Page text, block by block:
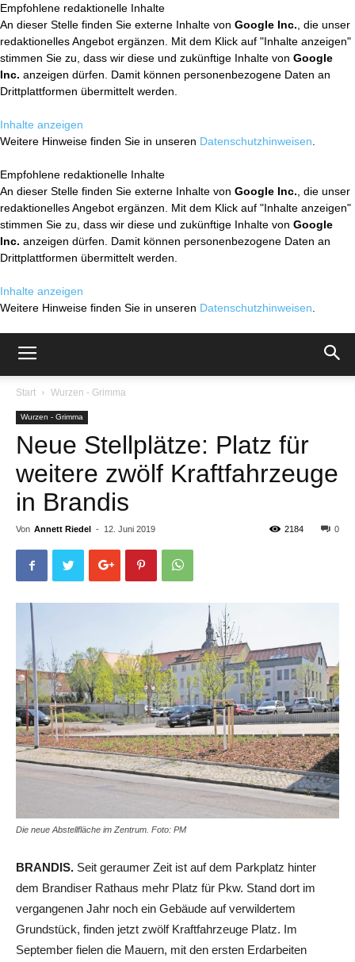
Empfohlene redaktionelle Inhalte
An dieser Stelle finden Sie externe Inhalte von Google Inc. , die unser
redaktionelles Angebot ergänzen. Mit dem Klick auf "Inhalte anzeigen"
stimmen Sie zu, dass wir diese und zukünftige Inhalte von Google
Inc. anzeigen dürfen. Damit können personenbezogene Daten an
Drittplattformen übermittelt werden.
Inhalte anzeigen
Weitere Hinweise finden Sie in unseren Datenschutzhinweisen
Empfohlene redaktionelle Inhalte
An dieser Stelle finden Sie externe Inhalte von Google Inc. , die unser
redaktionelles Angebot ergänzen. Mit dem Klick auf "Inhalte anzeigen"
stimmen Sie zu, dass wir diese und zukünftige Inhalte von Google
Inc. anzeigen dürfen. Damit können personenbezogene Daten an
Drittplattformen übermittelt werden.
Inhalte anzeigen
Weitere Hinweise finden Sie in unseren Datenschutzhinweisen
Start Wurzen - Grimma
Wurzen - Grimma
Neue Stellplätze: Platz für
weitere zwölf Kraftfahrzeuge
in Brandis
Von Annett Riedel - 12. Juni 2019 0
2184
Die neue Abstellfläche im Zentrum. Foto: PM
BRANDIS. Seit geraumer Zeit ist auf dem Parkplatz hinter
dem Brandiser Rathaus mehr Platz für Pkw. Stand dort im
vergangenen Jahr noch ein Gebäude auf verwildertem
Grundstück, finden jetzt zwölf Kraftfahrzeuge Platz. Im
September fielen die Mauern, mit den ersten Erdarbeiten